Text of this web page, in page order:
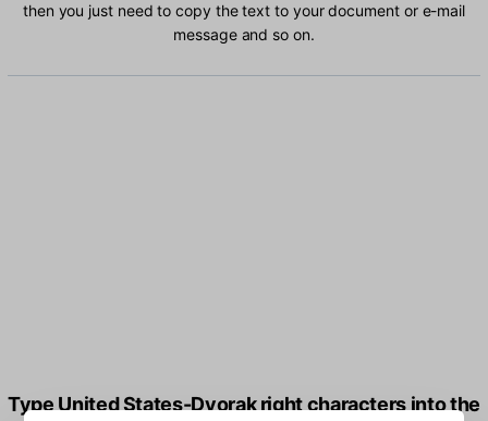
then you just need to copy the text to your document or e-mail
message and so on.
Type United States-Dvorak right characters into the